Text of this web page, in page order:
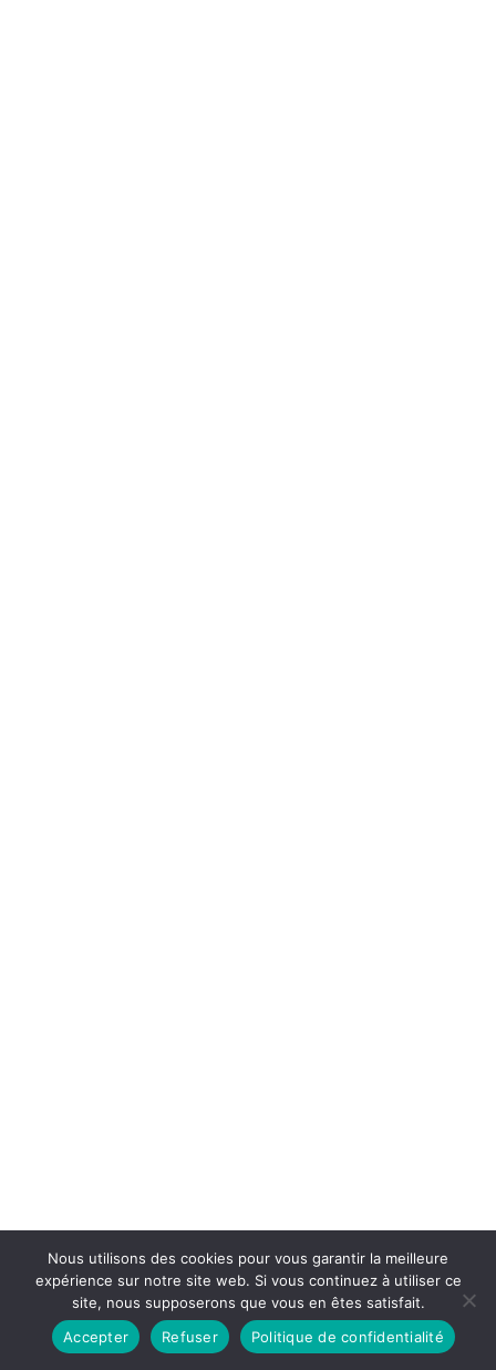
Nous utilisons des cookies pour vous garantir la meilleure
expérience sur notre site web. Si vous continuez à utiliser ce
site, nous supposerons que vous en êtes satisfait.
Accepter
Refuser Politique de confidentialité